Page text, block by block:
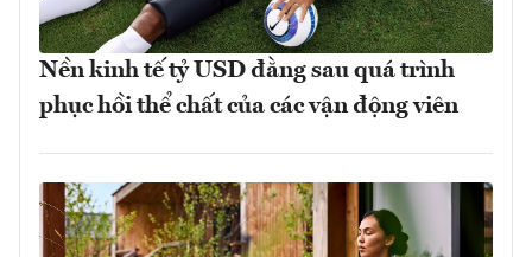
Nền kinh tế tỷ USD đằng sau quá trình
phục hồi thể chất của các vận động viên